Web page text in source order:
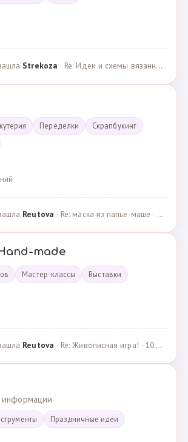
Strekoza · Re: Идеи и схемы вязанных шариков · 16.12.2020
Переделки
Скрапбукинг
Reutova · Re: маска из папье-маше · 20.12.2022
made
Мастер-классы Выставки
Reutova · Re: Живописная игра! · 10.12.2020
информации
Праздничные идеи